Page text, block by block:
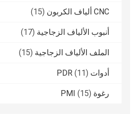
CNC ألياف الكربون (15)
أنبوب الألياف الزجاجية (17)
الملف الألياف الزجاجية (15)
أدوات PDR (11)
رغوة PMI (15)